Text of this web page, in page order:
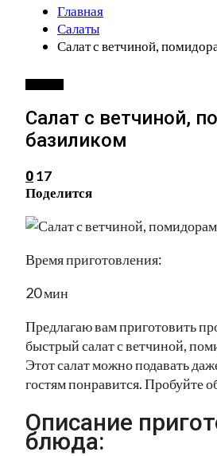
Главная
Салаты
Салат с ветчиной,
Салат с ветчиной,
базиликом
0 17
Поделится
Время приготовления:
20 мин
Предлагаю вам приготовить
быстрый салат с ветчиной,
Этот салат можно подавать
гостям понравится. Пробуйте
Описание
блюда: